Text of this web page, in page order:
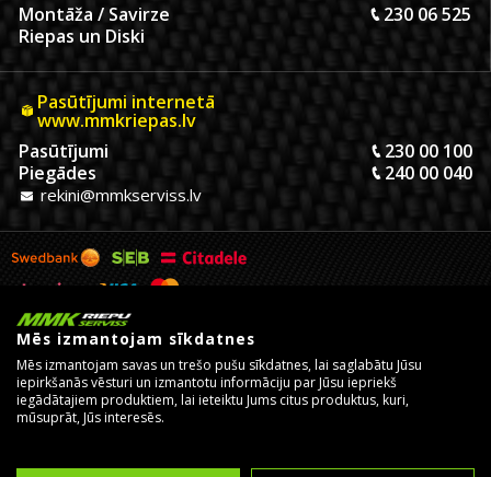
Montāža / Savirze
230 06 525
Riepas un Diski
Pasūtījumi internetā
www.mmkriepas.lv
Pasūtījumi
230 00 100
Piegādes
240 00 040
rekini@mmkserviss.lv
Mēs izmantojam sīkdatnes
Mēs izmantojam savas un trešo pušu sīkdatnes, lai saglabātu Jūsu
iepirkšanās vēsturi un izmantotu informāciju par Jūsu iepriekš
iegādātajiem produktiem, lai ieteiktu Jums citus produktus, kuri,
mūsuprāt, Jūs interesēs.